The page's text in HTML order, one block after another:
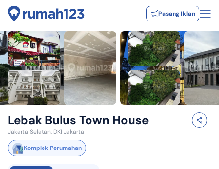
Pasang Iklan
Lebak Bulus Town House
Jakarta Selatan, DKI Jakarta
Komplek Perumahan